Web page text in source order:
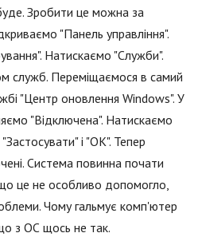
Зробити це можна за
"Панель управління".
Натискаємо "Служби".
служб. Переміщаємося в самий
"Центр оновлення Windows". У
"Відключена". Натискаємо
і "ОК". Тепер
Система повинна почати
це не особливо допомогло,
Чому гальмує комп'ютер
з ОС щось не так.